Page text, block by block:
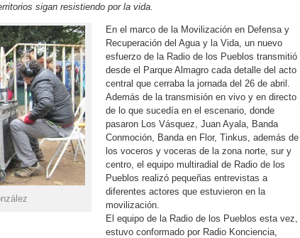
sigan resistiendo por la vida.
En el marco de la Movilización en Defensa y
Recuperación del Agua y la Vida, un nuevo
esfuerzo de la Radio de los Pueblos transmitió
desde el Parque Almagro cada detalle del acto
central que cerraba la jornada del 26 de abril.
Además de la transmisión en vivo y en directo
de lo que sucedía en el escenario, donde
pasaron Los Vásquez, Juan Ayala, Banda
Conmoción, Banda en Flor, Tinkus, además de
los voceros y voceras de la zona norte, sur y
centro, el equipo multiradial de Radio de los
Pueblos realizó pequeñas entrevistas a
diferentes actores que estuvieron en la
movilización.
El equipo de la Radio de los Pueblos esta vez,
estuvo conformado por Radio Konciencia,